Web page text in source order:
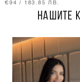
€94 / 183.85 ЛВ.
НАШИТЕ